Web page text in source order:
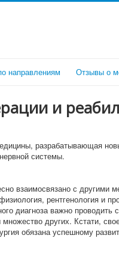
направлениям Отзывы о
и
разрабатывающая
системы.
взаимосвязано с другими
рентгенология и
диагноза важно проводить
других. Кстати,
обязана успешному